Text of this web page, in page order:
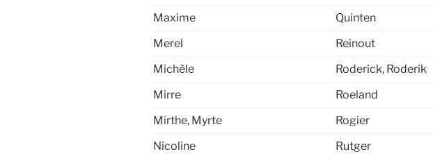
Maxime
Quinten
Merel
Reinout
Michèle
Roderick, Roderik
Mirre
Roeland
Mirthe, Myrte
Rogier
Nicoline
Rutger